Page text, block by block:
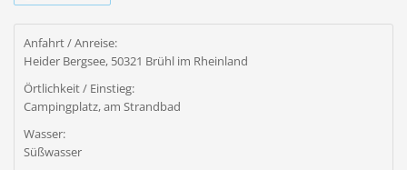
Anfahrt / Anreise:
Heider Bergsee, 50321 Brühl im Rheinland
Örtlichkeit / Einstieg:
Campingplatz, am Strandbad
Wasser:
Süßwasser